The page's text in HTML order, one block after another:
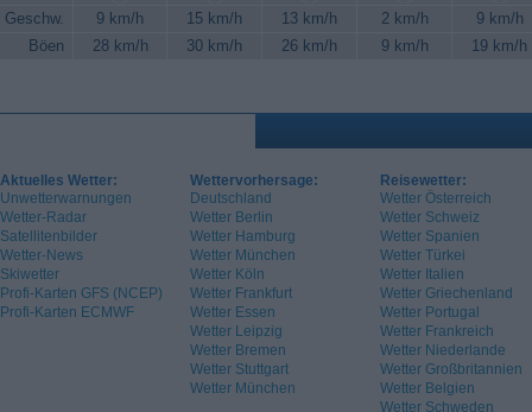
Geschw. 9 km/h 15 km/h 13 km/h 2 km/h
9 km/h
Böen
28 km/h 30 km/h 26 km/h 9 km/h 19 km/h
Aktuelles Wetter:
Unwetterwarnungen
Wetter-Radar
Satellitenbilder
Wetter-News
Skiwetter
Profi-Karten GFS (NCEP)
Profi-Karten ECMWF
Wettervorhersage:
Deutschland
Wetter Berlin
Wetter Hamburg
Wetter München
Wetter Köln
Wetter Frankfurt
Wetter Essen
Wetter Leipzig
Wetter Bremen
Wetter Stuttgart
Wetter München
Reisewetter:
Wetter Österreich
Wetter Schweiz
Wetter Spanien
Wetter Türkei
Wetter Italien
Wetter Griechenland
Wetter Portugal
Wetter Frankreich
Wetter Niederlande
Wetter Großbritannien
Wetter Belgien
Wetter Schweden